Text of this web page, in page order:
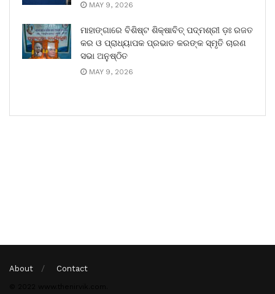
MAY 9, 2026
ମାହାଙ୍ଗାରେ ବିଶିଷ୍ଟ ଶିକ୍ଷାବିତ୍ ପଦ୍ମଶ୍ରୀ ଡ଼ଃ ରଜତ
କର ଓ ପ୍ରାଧ୍ୟାପକ ପ୍ରଭାତ କରଙ୍କ ସ୍ମୃତି ଚାରଣ
ସଭା ଅନୁଷ୍ଠିତ
MAY 9, 2026
About Contact